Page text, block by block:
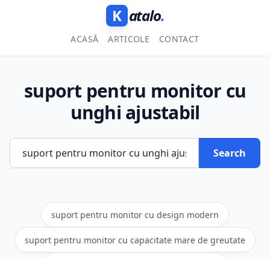
K atalo.
ACASĂ ARTICOLE CONTACT
suport pentru monitor cu
unghi ajustabil
Search
suport pentru monitor cu design modern
suport pentru monitor cu capacitate mare de greutate